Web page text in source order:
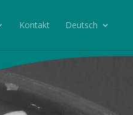
Kontakt Deutsch